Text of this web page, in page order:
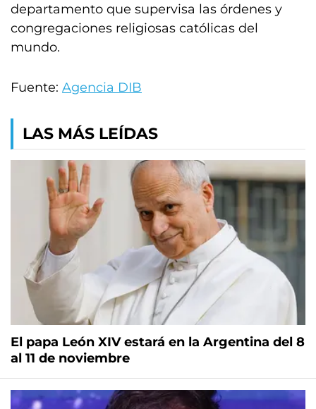
departamento que supervisa las órdenes y
congregaciones religiosas católicas del
mundo.
Fuente: Agencia DIB
LAS MÁS LEÍDAS
El papa León XIV estará en la Argentina del 8
al 11 de noviembre